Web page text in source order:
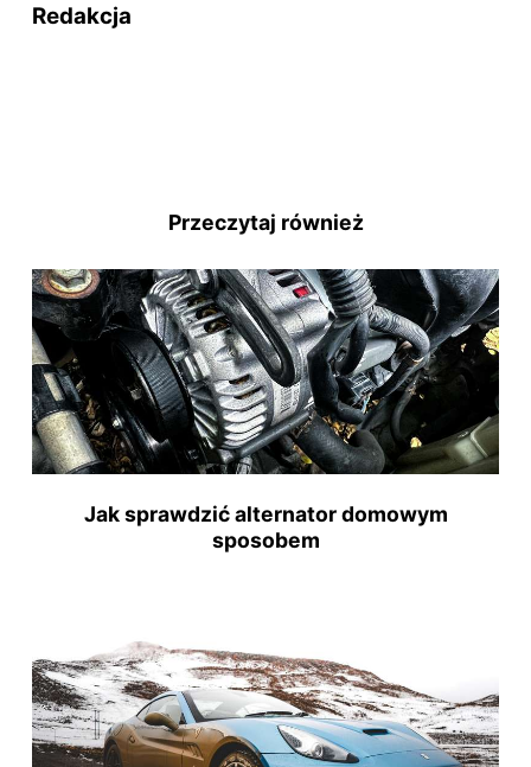
Redakcja
Przeczytaj również
Jak sprawdzić alternator domowym
sposobem